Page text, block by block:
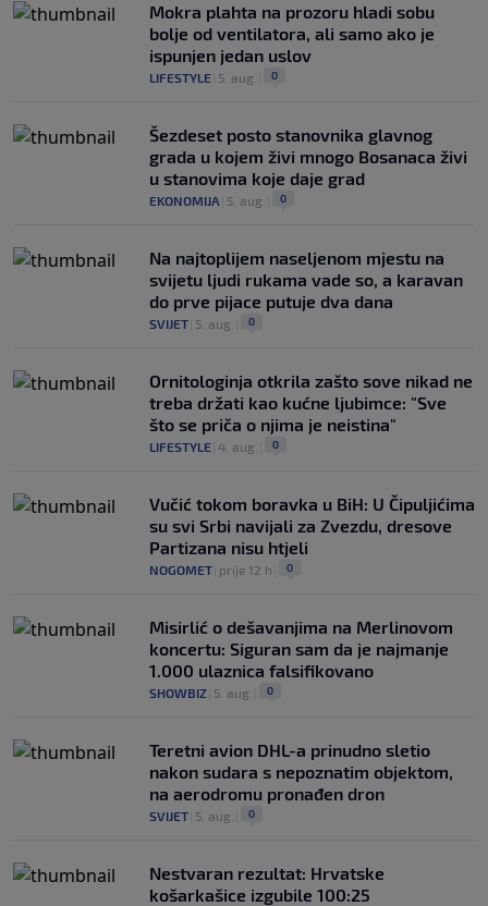
Mokra plahta na prozoru hladi sobu
bolje od ventilatora, ali samo ako je
ispunjen jedan uslov
LIFESTYLE 5. aug. 0
Šezdeset posto stanovnika glavnog
grada u kojem živi mnogo Bosanaca živi
u stanovima koje daje grad
EKONOMIJA 5. aug. 0
Na najtoplijem naseljenom mjestu na
svijetu ljudi rukama vade so, a karavan
do prve pijace putuje dva dana
SVIJET 5. aug. 0
Ornitologinja otkrila zašto sove nikad ne
treba držati kao kućne ljubimce: "Sve
što se priča o njima je neistina"
LIFESTYLE 4. aug. 0
Vučić tokom boravka u BiH: U Čipuljićima
su svi Srbi navijali za Zvezdu, dresove
Partizana nisu htjeli
NOGOMET prije 12 h 0
Misirlić o dešavanjima na Merlinovom
koncertu: Siguran sam da je najmanje
1.000 ulaznica falsifikovano
SHOWBIZ 5. aug. 0
Teretni avion DHL-a prinudno sletio
nakon sudara s nepoznatim objektom,
na aerodromu pronađen dron
SVIJET 5. aug. 0
Nestvaran rezultat: Hrvatske
košarkašice izgubile 100:25